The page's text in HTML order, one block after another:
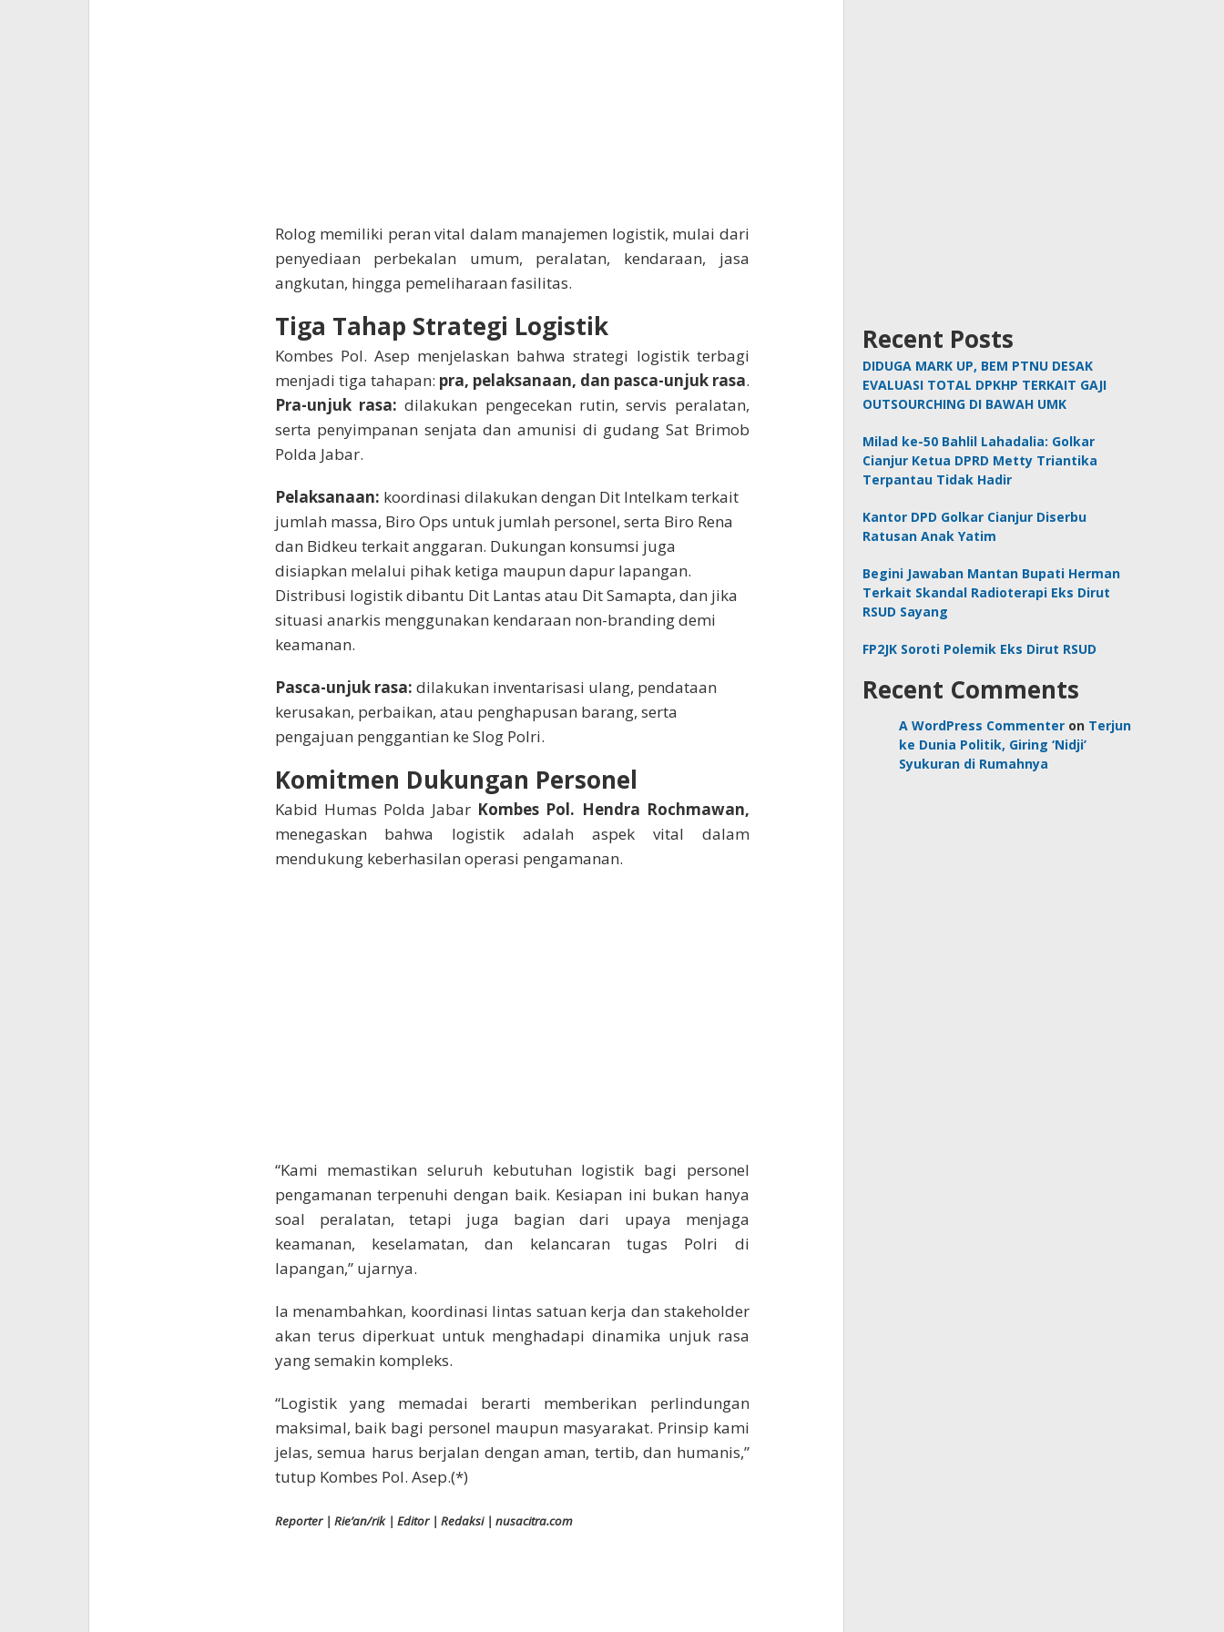
Rolog memiliki peran vital dalam manajemen logistik, mulai dari
penyediaan perbekalan umum, peralatan, kendaraan, jasa
angkutan, hingga pemeliharaan fasilitas.
Tiga Tahap Strategi Logistik
Kombes Pol. Asep menjelaskan bahwa strategi logistik terbagi
menjadi tiga tahapan: pra, pelaksanaan, dan pasca-unjuk rasa.
Pra-unjuk rasa: dilakukan pengecekan rutin, servis peralatan,
serta penyimpanan senjata dan amunisi di gudang Sat Brimob
Polda Jabar.
Pelaksanaan: koordinasi dilakukan dengan Dit Intelkam terkait
jumlah massa, Biro Ops untuk jumlah personel, serta Biro Rena
dan Bidkeu terkait anggaran. Dukungan konsumsi juga
disiapkan melalui pihak ketiga maupun dapur lapangan.
Distribusi logistik dibantu Dit Lantas atau Dit Samapta, dan jika
situasi anarkis menggunakan kendaraan non-branding demi
keamanan.
Pasca-unjuk rasa: dilakukan inventarisasi ulang, pendataan
kerusakan, perbaikan, atau penghapusan barang, serta
pengajuan penggantian ke Slog Polri.
Komitmen Dukungan Personel
Kabid Humas Polda Jabar Kombes Pol. Hendra Rochmawan,
menegaskan bahwa logistik adalah aspek vital dalam
mendukung keberhasilan operasi pengamanan.
“Kami memastikan seluruh kebutuhan logistik bagi personel
pengamanan terpenuhi dengan baik. Kesiapan ini bukan hanya
soal peralatan, tetapi juga bagian dari upaya menjaga
keamanan, keselamatan, dan kelancaran tugas Polri di
lapangan,” ujarnya.
Ia menambahkan, koordinasi lintas satuan kerja dan stakeholder
akan terus diperkuat untuk menghadapi dinamika unjuk rasa
yang semakin kompleks.
“Logistik yang memadai berarti memberikan perlindungan
maksimal, baik bagi personel maupun masyarakat. Prinsip kami
jelas, semua harus berjalan dengan aman, tertib, dan humanis,”
tutup Kombes Pol. Asep.(*)
Reporter | Rie’an/rik | Editor | Redaksi | nusacitra.com
Recent Posts
DIDUGA MARK UP, BEM PTNU DESAK
EVALUASI TOTAL DPKHP TERKAIT GAJI
OUTSOURCHING DI BAWAH UMK
Milad ke-50 Bahlil Lahadalia: Golkar
Cianjur Ketua DPRD Metty Triantika
Terpantau Tidak Hadir
Kantor DPD Golkar Cianjur Diserbu
Ratusan Anak Yatim
Begini Jawaban Mantan Bupati Herman
Terkait Skandal Radioterapi Eks Dirut
RSUD Sayang
FP2JK Soroti Polemik Eks Dirut RSUD
Recent Comments
A WordPress Commenter on Terjun
ke Dunia Politik, Giring ‘Nidji’
Syukuran di Rumahnya